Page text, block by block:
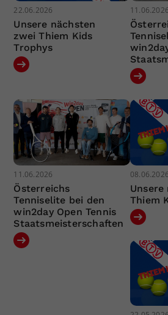
22.06.2026
Unsere nächsten
zwei Thiem Kids
Trophys
11.06.2026
11.06.2026
Österreichs
Tenniselite bei den
win2day Open Tennis
Staatsmeisterschaften
08.06.2026
Thiem